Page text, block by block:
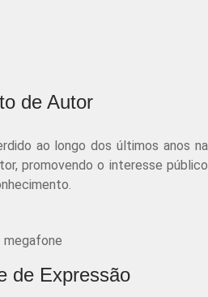
de Autor
ao longo dos últimos anos na
promovendo o interesse público
de Expressão